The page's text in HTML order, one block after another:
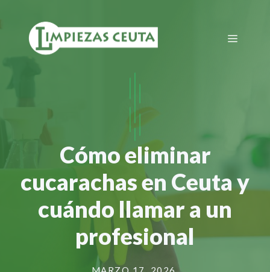
contenido
Menú
Cómo eliminar
cucarachas en Ceuta y
cuándo llamar a un
profesional